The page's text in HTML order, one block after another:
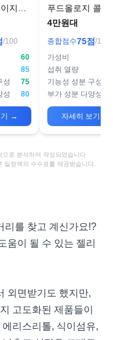
지슬
리 애
/100
60
85
성
75
성
80
→
푸드올로지 콜레
로지 컷팅 젤리
4만원대
종합점수75점 /100
가성비
섭취 열량
기능성 성분 구성
부가 성분 다양성
자세히 보기
로 분석하여 작성되었습니다
정액의 수수료를 제공받습니다.
리를 찾고 계신가요!?
움이 될 수 있는 젤리
외면받기도 했지만,
고도화된 제품들이
리스리톨, 식이섬유,